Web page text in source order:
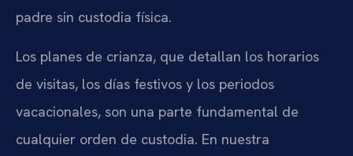
padre sin custodia física.
Los planes de crianza, que detallan los horarios
de visitas, los días festivos y los periodos
vacacionales, son una parte fundamental de
cualquier orden de custodia. En nuestra